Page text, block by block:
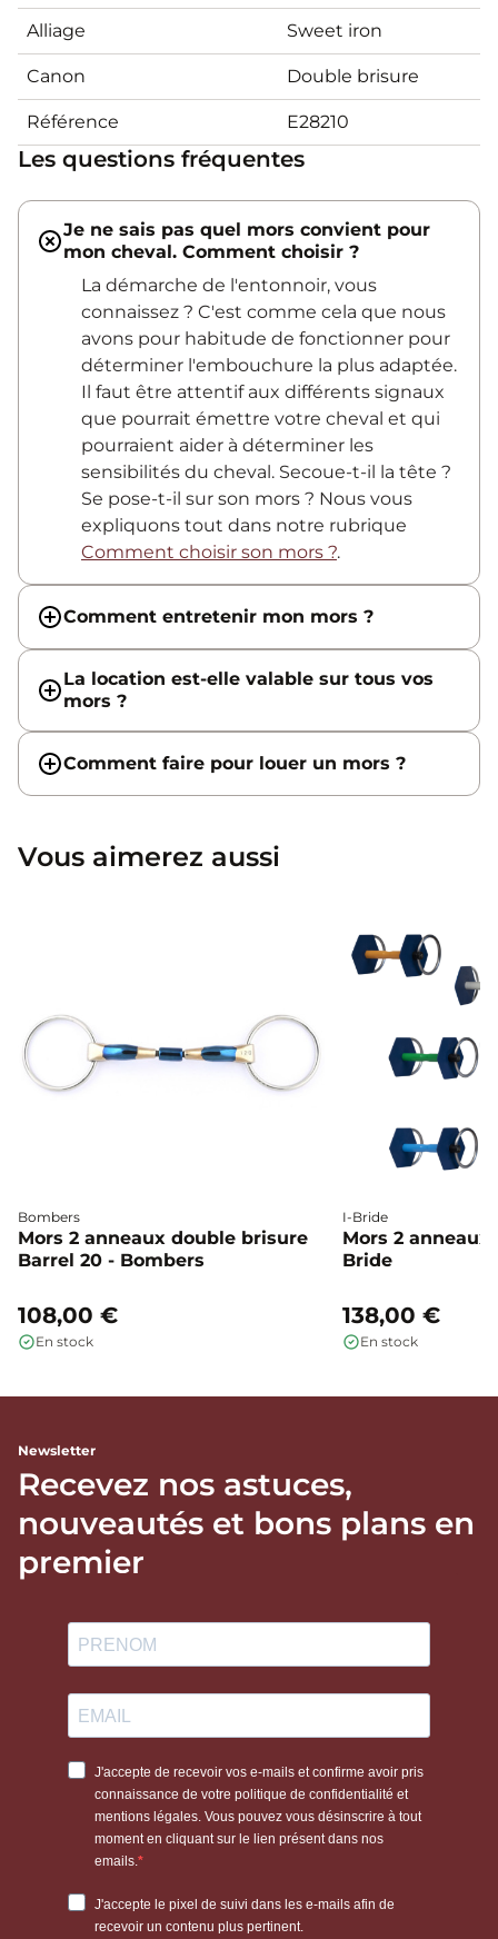
Alliage Sweet iron
Canon Double brisure
Référence E28210
Les questions fréquentes
Je ne sais pas quel mors convient pour
mon cheval. Comment choisir ?
La démarche de l'entonnoir, vous
connaissez ? C'est comme cela que nous
avons pour habitude de fonctionner pour
déterminer l'embouchure la plus adaptée.
Il faut être attentif aux différents signaux
que pourrait émettre votre cheval et qui
pourraient aider à déterminer les
sensibilités du cheval. Secoue-t-il la tête ?
Se pose-t-il sur son mors ? Nous vous
expliquons tout dans notre rubrique
Comment choisir son mors ?.
Comment entretenir mon mors ?
La location est-elle valable sur tous vos
mors ?
Comment faire pour louer un mors ?
Vous aimerez aussi
Bombers
Mors 2 anneaux double brisure
Barrel 20 - Bombers
108,00 €
En stock
I-Bride
Mors 2
Bride
138,00 €
En stock
Newsletter
Recevez nos astuces,
nouveautés et bons plans en
premier